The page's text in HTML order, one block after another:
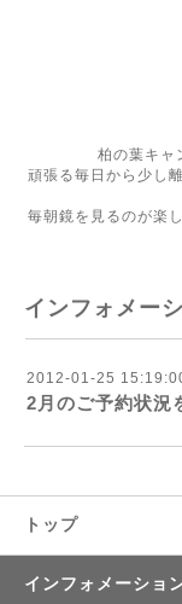
柏の葉キャ
頑張る毎日から少し
毎朝鏡を見るのが楽
インフォメー
2012-01-25
2月のご予約状況
トップ
インフォメーショ